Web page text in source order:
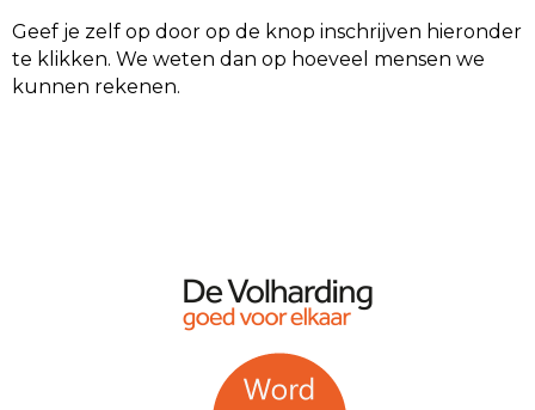
Geef je zelf op door op de knop inschrijven hieronder
te klikken. We weten dan op hoeveel mensen we
kunnen rekenen.